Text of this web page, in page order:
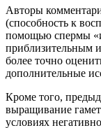
Авторы
(способность к
помощью спермы
приблизительным
более точно
дополнительные
Кроме того,
выращивание
условиях